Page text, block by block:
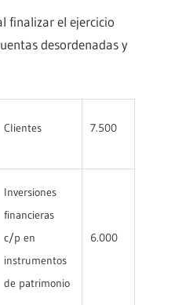
finalizar el ejercicio
desordenadas y
Clientes 7.500
Inversiones
financieras
c/p en
instrumentos
de patrimonio
6.000